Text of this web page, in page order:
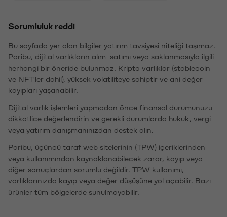
Sorumluluk reddi
Bu sayfada yer alan bilgiler yatırım tavsiyesi niteliği taşımaz.
Paribu, dijital varlıkların alım-satımı veya saklanmasıyla ilgili
herhangi bir öneride bulunmaz. Kripto varlıklar (stablecoin
ve NFT'ler dahil), yüksek volatiliteye sahiptir ve ani değer
kayıpları yaşanabilir.
Dijital varlık işlemleri yapmadan önce finansal durumunuzu
dikkatlice değerlendirin ve gerekli durumlarda hukuk, vergi
veya yatırım danışmanınızdan destek alın.
Paribu, üçüncü taraf web sitelerinin (TPW) içeriklerinden
veya kullanımından kaynaklanabilecek zarar, kayıp veya
diğer sonuçlardan sorumlu değildir. TPW kullanımı,
varlıklarınızda kayıp veya değer düşüşüne yol açabilir. Bazı
ürünler tüm bölgelerde sunulmayabilir.